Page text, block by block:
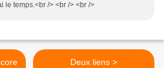
le temps.<br /> <br /> <br />
Deux liens >